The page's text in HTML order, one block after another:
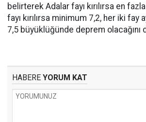
belirterek Adalar fayı kırılırsa en
fayı kırılırsa minimum 7,2, her iki fay
7,5 büyüklüğünde deprem olacağını
HABERE YORUM KAT